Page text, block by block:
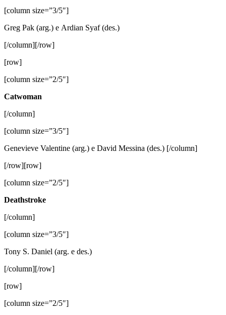
[column size=”3/5″]
Greg Pak (arg.) e Ardian Syaf (des.)
[/column][/row]
[row]
[column size=”2/5″]
Catwoman
[/column]
[column size=”3/5″]
Genevieve Valentine (arg.) e David Messina (des.) [/column]
[/row][row]
[column size=”2/5″]
Deathstroke
[/column]
[column size=”3/5″]
Tony S. Daniel (arg. e des.)
[/column][/row]
[row]
[column size=”2/5″]